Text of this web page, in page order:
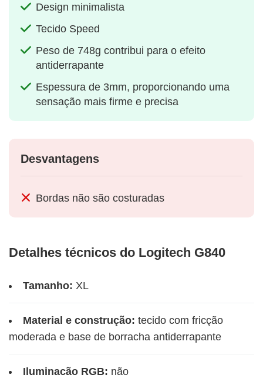
Design minimalista
Tecido Speed
Peso de 748g contribui para o efeito
antiderrapante
Espessura de 3mm, proporcionando uma
sensação mais firme e precisa
Desvantagens
Bordas não são costuradas
Detalhes técnicos do Logitech G840
Tamanho: XL
Material e construção: tecido com fricção
moderada e base de borracha antiderrapante
Iluminação RGB: não